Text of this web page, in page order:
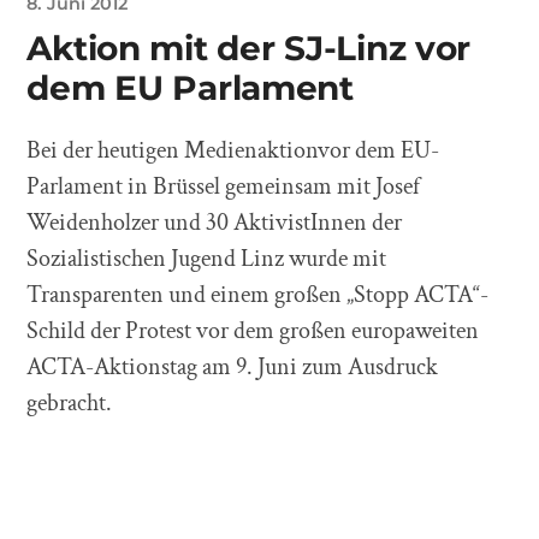
Aktion mit der SJ-Linz vor
dem EU Parlament
Bei der heutigen Medienaktionvor dem EU-
Parlament in Brüssel gemeinsam mit Josef
Weidenholzer und 30 AktivistInnen der
Sozialistischen Jugend Linz wurde mit
Transparenten und einem großen „Stopp ACTA“-
Schild der Protest vor dem großen europaweiten
ACTA-Aktionstag am 9. Juni zum Ausdruck
gebracht.